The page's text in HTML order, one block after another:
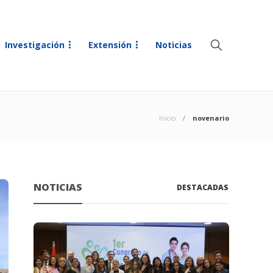
Investigación Extensión Noticias
Inicio novenario
NOTICIAS DESTACADAS